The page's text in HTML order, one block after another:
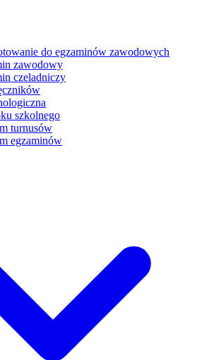
do egzaminów zawodowych
zawodowy
czeladniczy
szkolnego
turnusów
egzaminów